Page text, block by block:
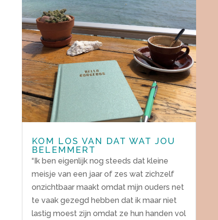
KOM LOS VAN DAT WAT JOU
BELEMMERT
“Ik ben eigenlijk nog steeds dat kleine
meisje van een jaar of zes wat zichzelf
onzichtbaar maakt omdat mijn ouders net
te vaak gezegd hebben dat ik maar niet
lastig moest zijn omdat ze hun handen vol